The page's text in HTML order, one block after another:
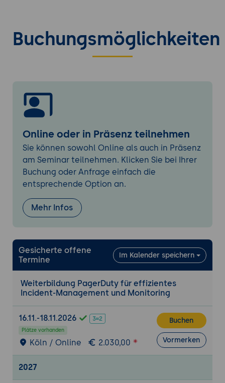
Plattformen.
Einsatzszenarien:
Empfehlungen, wann
Grundlagen der Nutzung von PagerDuty
Einrichtung und Konfiguration:
Protokollierungstools mit PagerDuty.
Eskalationsrichtlinien:Aufbau effektiver
Alarmierungs- und Eskalationsstrukturen.
Alarmmanagement:Konfiguration von
Benachrichtigungen, Eskalationen und
Wiederholungen.
Reporting und Analysen:
Optimierungsmöglichkeiten.
Praxisübung 1: Aufbau eines Incident-
Management-Workflows
Ziel der Übung:Die Teilnehmenden
erstellen einen benutzerdefinierten
Workflow für die Verwaltung und
Eskalation von Vorfällen.
Projektbeschreibung:Konfiguration eines
Systems zur Erkennung und Verwaltung
eines simulierten Vorfalls, einschließlich
Eskalationskette.
Buchungsmöglichkeiten
Online oder in Präsenz teilnehmen
Sie können sowohl Online als auch in Präsenz
am Seminar teilnehmen. Klicken Sie bei Ihrer
Buchung oder Anfrage einfach die
entsprechende Option an.
Mehr Infos
Gesicherte offene
Termine
Im Kalender speichern
Weiterbildung PagerDuty für effizientes
Incident-Management und Monitoring
16.11.-18.11.2026
Plätze vorhanden
Köln / Online 2.030,00
Buchen
Vormerken
2027